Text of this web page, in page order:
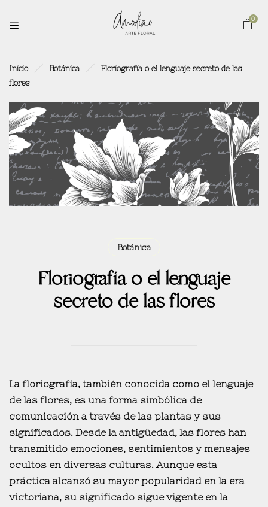
0
Inicio Botánica
Floriografía o el lenguaje secreto de las
flores
Botánica
Floriografía o el lenguaje
secreto de las flores
La floriografía, también conocida como el lenguaje
de las flores, es una forma simbólica de
comunicación a través de las plantas y sus
significados. Desde la antigüedad, las flores han
transmitido emociones, sentimientos y mensajes
ocultos en diversas culturas. Aunque esta
práctica alcanzó su mayor popularidad en la era
victoriana, su significado sigue vigente en la